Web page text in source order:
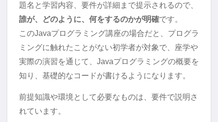
題名と学習内容、要件が詳細まで提示されるので、
誰が、どのように、何をするのかが明確です。
このJavaプログラミング講座の場合だと、プログラ
ミングに触れたことがない初学者が対象で、座学や
実際の演習を通じて、Javaプログラミングの概要を
知り、基礎的なコードが書けるようになります。
前提知識や環境として必要なものは、要件で説明さ
れています。